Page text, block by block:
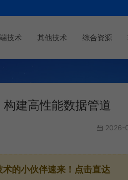
技术 其他技术 综合资源
建高性能数据管道
2026-
的小伙伴速来！点击直达